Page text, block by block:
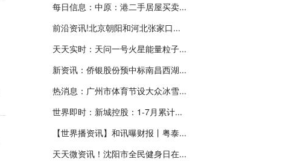
每日信息：中原：港二手居屋买卖...
前沿资讯!北京朝阳和河北张家口...
天天实时：天问一号火星能量粒子...
新资讯：侨银股份预中标南昌西湖...
热消息：广州市体育节设大众冰雪...
世界即时：新城控股：1-7月累计...
【世界播资讯】和讯曝财报丨粤泰...
天天微资讯！沈阳市全民健身日在...